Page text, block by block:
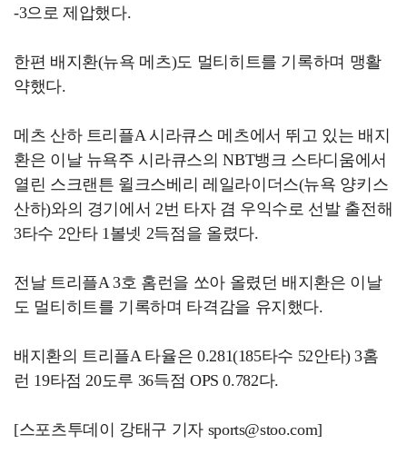
-3으로 제압했다.
한편 배지환(뉴욕 메츠)도 멀티히트를 기록하며 맹활
약했다.
메츠 산하 트리플A 시라큐스 메츠에서 뛰고 있는 배지
환은 이날 뉴욕주 시라큐스의 NBT뱅크 스타디움에서
열린 스크랜튼 윌크스베리 레일라이더스(뉴욕 양키스
산하)와의 경기에서 2번 타자 겸 우익수로 선발 출전해
3타수 2안타 1볼넷 2득점을 올렸다.
전날 트리플A 3호 홈런을 쏘아 올렸던 배지환은 이날
도 멀티히트를 기록하며 타격감을 유지했다.
배지환의 트리플A 타율은 0.281(185타수 52안타) 3홈
런 19타점 20도루 36득점 OPS 0.782다.
[스포츠투데이 강태구 기자 sports@stoo.com]